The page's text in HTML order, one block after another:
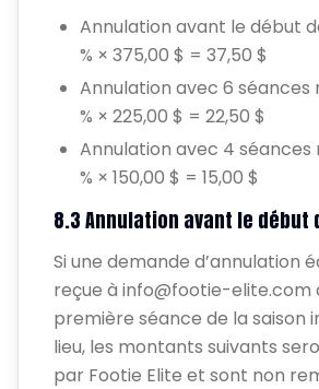
Annulation avant le début
% × 375,00 $ = 37,50 $
Annulation avec 6 séances
% × 225,00 $ = 22,50 $
Annulation avec 4 séances
% × 150,00 $ = 15,00 $
8.3 Annulation avant le début
Si une demande d’annulation
reçue à info@footie-elite.com
première séance de la saison
lieu, les montants suivants
par Footie Elite et sont non